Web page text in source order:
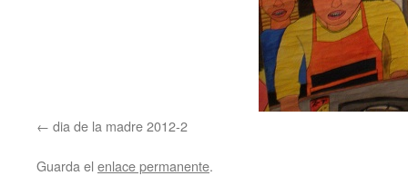
dia de la madre 2012-2
Guarda el enlace permanente.